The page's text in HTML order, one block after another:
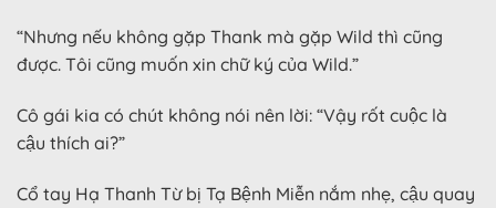
“Nhưng nếu không gặp Thank mà gặp Wild thì cũng
được. Tôi cũng muốn xin chữ ký của Wild.”
Cô gái kia có chút không nói nên lời: “Vậy rốt cuộc là
cậu thích ai?”
Cổ tay Hạ Thanh Từ bị Tạ Bệnh Miễn nắm nhẹ, cậu quay